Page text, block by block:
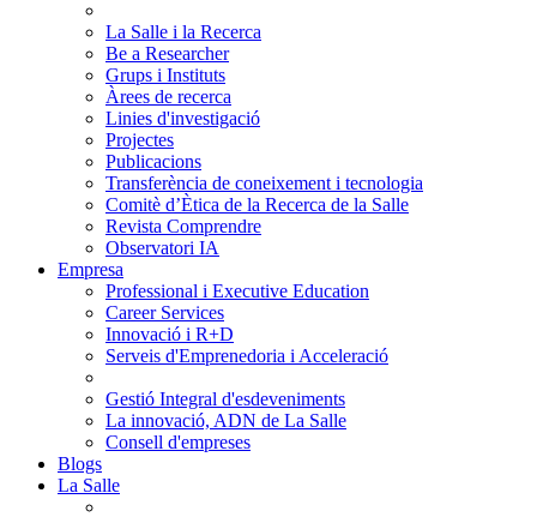
La Salle i la Recerca
Be a Researcher
Grups i Instituts
Àrees de recerca
Linies d'investigació
Projectes
Publicacions
Transferència de coneixement i tecnologia
Comitè d’Ètica de la Recerca de la Salle
Revista Comprendre
Observatori IA
Empresa
Professional i Executive Education
Career Services
Innovació i R+D
Serveis d'Emprenedoria i Acceleració
Gestió Integral d'esdeveniments
La innovació, ADN de La Salle
Consell d'empreses
Blogs
La Salle